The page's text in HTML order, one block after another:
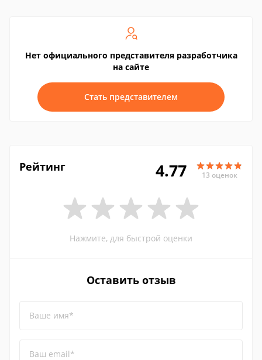
Нет официального представителя разработчика
на сайте
Стать представителем
Рейтинг 4.77 13 оценок
Нажмите, для быстрой оценки
Оставить отзыв
Ваше имя*
Ваш email*